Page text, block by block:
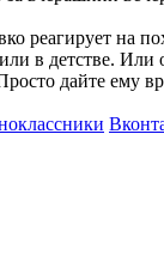
реагирует на
в детстве. Или
дайте ему